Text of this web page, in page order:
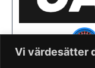
Vi värdesätter